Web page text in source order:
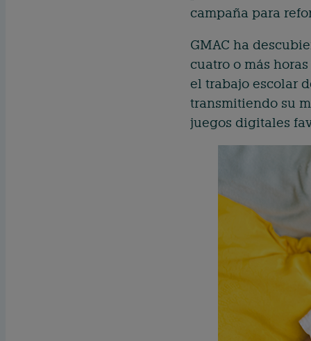
campaña para
GMAC ha
cuatro o más
el trabajo escolar
transmitiendo su
juegos digitales